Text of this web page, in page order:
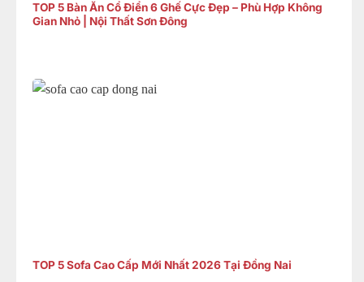
TOP 5 Bàn Ăn Cổ Điển 6 Ghế Cực Đẹp – Phù Hợp Không
Gian Nhỏ | Nội Thất Sơn Đông
TOP 5 Sofa Cao Cấp Mới Nhất 2026 Tại Đồng Nai